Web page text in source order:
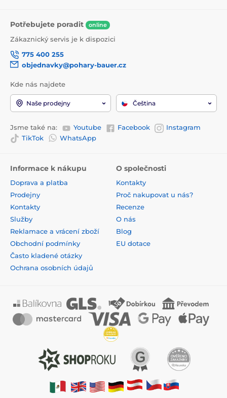
Potřebujete poradit online
Zákaznický servis je k dispozici
775 400 255
objednavky@pohary-bauer.cz
Kde nás najdete
Naše prodejny Čeština
Jsme také na: Youtube Facebook
Instagram
TikTok
WhatsApp
Informace k nákupu
Doprava a platba
Prodejny
Kontakty
Služby
Reklamace a vrácení zboží
Obchodní podmínky
Často kladené otázky
Ochrana osobních údajů
O společnosti
Kontakty
Proč nakupovat u nás?
Recenze
O nás
Blog
EU dotace